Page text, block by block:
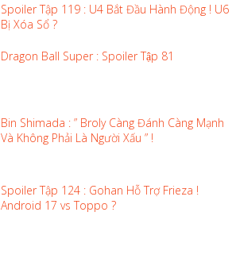
Spoiler Tập 119 : U4 Bắt Đầu Hành Động ! U6
Bị Xóa Sổ ?
Dragon Ball Super : Spoiler Tập 81
Bin Shimada : ” Broly Càng Đánh Càng Mạnh
Và Không Phải Là Người Xấu ” !
Spoiler Tập 124 : Gohan Hỗ Trợ Frieza !
Android 17 vs Toppo ?